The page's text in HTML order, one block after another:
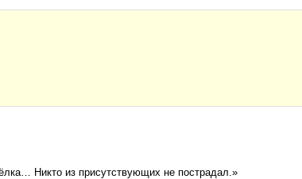
Никто из присутствующих не пострадал.»